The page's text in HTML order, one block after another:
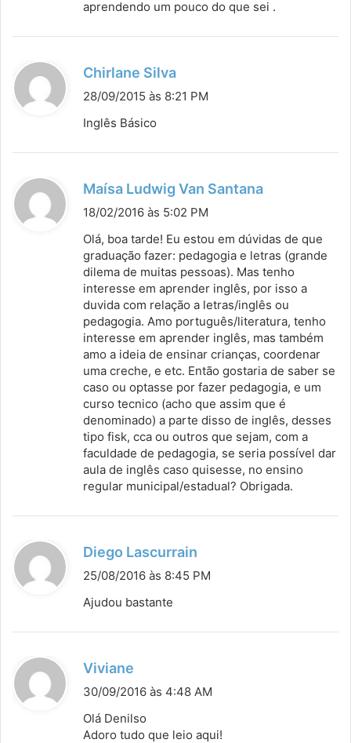
aprendendo um pouco do que sei .
Chirlane Silva
i
e
28/09/2015 às 8:21 PM
Inglês Básico
Maísa Ludwig Van Santana
s
e
:
18/02/2016 às 5:02 PM
Olá, boa tarde! Eu estou em dúvidas de que
graduação fazer: pedagogia e letras (grande
dilema de muitas pessoas). Mas tenho
interesse em aprender inglês, por isso a
duvida com relação a letras/inglês ou
pedagogia. Amo português/literatura, tenho
interesse em aprender inglês, mas também
amo a ideia de ensinar crianças, coordenar
uma creche, e etc. Então gostaria de saber se
caso ou optasse por fazer pedagogia, e um
curso tecnico (acho que assim que é
denominado) a parte disso de inglês, desses
tipo fisk, cca ou outros que sejam, com a
faculdade de pedagogia, se seria possível dar
aula de inglês caso quisesse, no ensino
regular municipal/estadual? Obrigada.
Diego Lascurrain
i
e
25/08/2016 às 8:45 PM
Ajudou bastante
Viviane
i
s
30/09/2016 às 4:48 AM
Olá Denilso
Adoro tudo que leio aqui!